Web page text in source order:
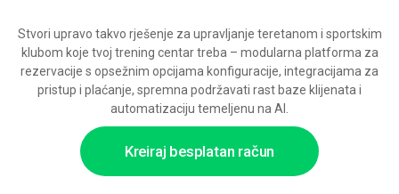
Kreiraj besplatan račun
Stvori upravo takvo rješenje za upravljanje teretanom i sportskim
klubom koje tvoj trening centar treba – modularna platforma za
rezervacije s opsežnim opcijama konfiguracije, integracijama za
pristup i plaćanje, spremna podržavati rast baze klijenata i
automatizaciju temeljenu na AI.